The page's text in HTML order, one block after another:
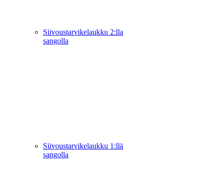
Siivoustarvikelaukku 2:lla
sangolla
Siivoustarvikelaukku 1:llä
sangolla